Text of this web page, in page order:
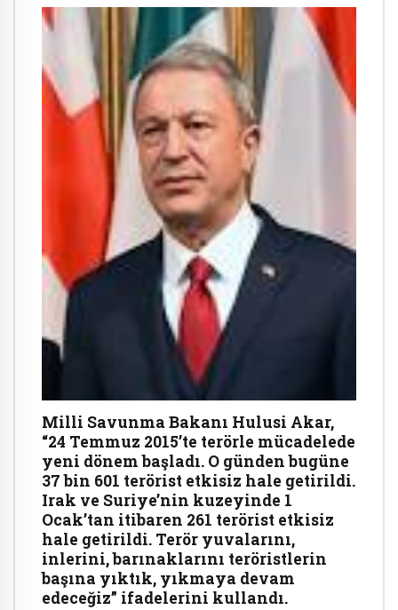
Milli Savunma Bakanı Hulusi Akar,
“24 Temmuz 2015’te terörle mücadelede
yeni dönem başladı. O günden bugüne
37 bin 601 terörist etkisiz hale getirildi.
Irak ve Suriye’nin kuzeyinde 1
Ocak’tan itibaren 261 terörist etkisiz
hale getirildi. Terör yuvalarını,
inlerini, barınaklarını teröristlerin
başına yıktık, yıkmaya devam
edeceğiz” ifadelerini kullandı.